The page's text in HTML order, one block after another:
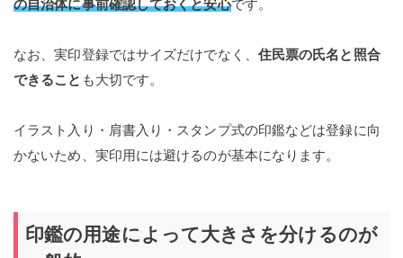
の自治体に事前確認しておくと安心です。
なお、実印登録ではサイズだけでなく、 住民票の氏名と照合
できること も大切です。
イラスト入り・肩書入り・スタンプ式の印鑑などは登録に向
かないため、実印用には避けるのが基本になります。
印鑑の用途によって大きさを分けるのが